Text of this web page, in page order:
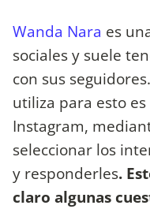
Wanda Nara es
sociales y suele
con sus
utiliza para esto
Instagram,
seleccionar los
y responderles.
claro algunas